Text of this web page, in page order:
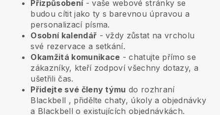
Přizpůsobení- vaše webové stránky se
budou cítit jako ty s barevnou úpravou a
personalizací písma.
Osobní kalendář - vždy zůstat na vrcholu
své rezervace a setkání.
Okamžitá komunikace - chatujte přímo se
zákazníky, kteří zodpoví všechny dotazy, a
ušetřili čas.
Přidejte své členy týmu do rozhraní
Blackbell , přidělte chaty, úkoly a objednávky
a Blackbell o existujících objednávkách.